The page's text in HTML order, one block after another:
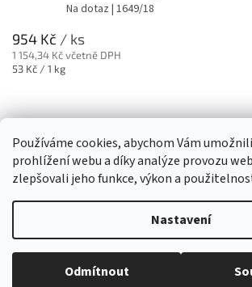
Používáme cookies, abychom Vám
prohlížení webu a díky analýze provozu
zlepšovali jeho funkce, výkon a
Nastavení
Odmítnout
Na dotaz | 1649/18
954 Kč / ks
1 154,34 Kč včetně DPH
Měrná
53 Kč / 1 kg
Z
Obaly
Vytvořil Shoptet
Copyright 2026Stretch-folie . Všechna